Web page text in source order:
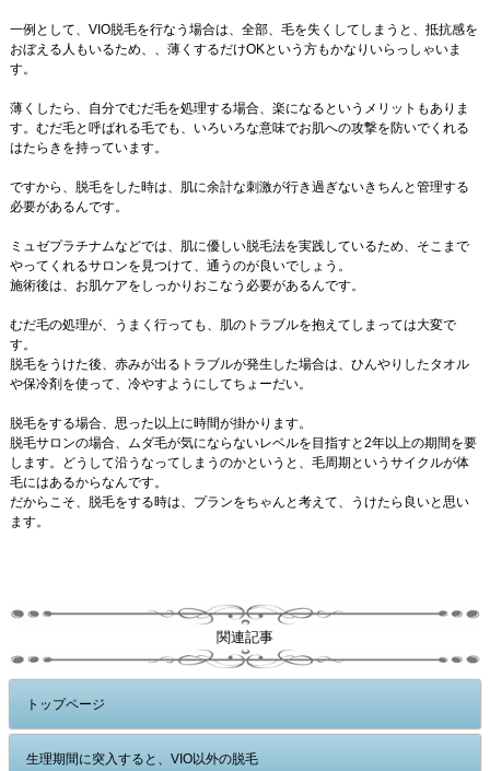
一例として、VIO脱毛を行なう場合は、全部、毛を失くしてしまうと、抵抗感を
おぼえる人もいるため、、薄くするだけOKという方もかなりいらっしゃいま
す。
薄くしたら、自分でむだ毛を処理する場合、楽になるというメリットもありま
す。むだ毛と呼ばれる毛でも、いろいろな意味でお肌への攻撃を防いでくれる
はたらきを持っています。
ですから、脱毛をした時は、肌に余計な刺激が行き過ぎないきちんと管理する
必要があるんです。
ミュゼプラチナムなどでは、肌に優しい脱毛法を実践しているため、そこまで
やってくれるサロンを見つけて、通うのが良いでしょう。
施術後は、お肌ケアをしっかりおこなう必要があるんです。
むだ毛の処理が、うまく行っても、肌のトラブルを抱えてしまっては大変で
す。
脱毛をうけた後、赤みが出るトラブルが発生した場合は、ひんやりしたタオル
や保冷剤を使って、冷やすようにしてちょーだい。
脱毛をする場合、思った以上に時間が掛かります。
脱毛サロンの場合、ムダ毛が気にならないレベルを目指すと2年以上の期間を要
します。どうして沿うなってしまうのかというと、毛周期というサイクルが体
毛にはあるからなんです。
だからこそ、脱毛をする時は、プランをちゃんと考えて、うけたら良いと思い
ます。
関連記事
トップページ
生理期間に突入すると、VIO以外の脱毛